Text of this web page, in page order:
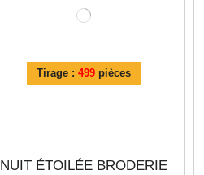
Tirage :499 pièces
NUIT ÉTOILÉE BRODERIE